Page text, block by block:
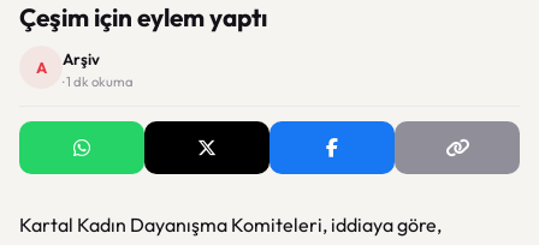
Çeşim için eylem yaptı
A Arşiv
· 1 dk okuma
Kartal Kadın Dayanışma Komiteleri, iddiaya göre,